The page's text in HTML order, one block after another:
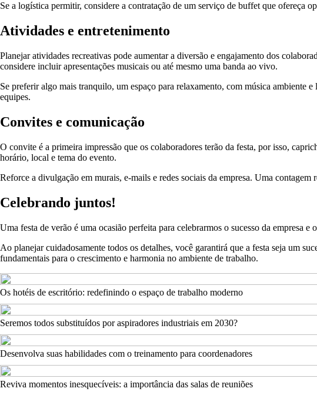
Se a logística permitir, considere a contratação de um serviço de buffet que ofereça
Atividades e entretenimento
Planejar atividades recreativas pode aumentar a diversão e engajamento dos
considere incluir apresentações musicais ou até mesmo uma banda ao vivo.
Se preferir algo mais tranquilo, um espaço para relaxamento, com música ambiente
equipes.
Convites e comunicação
O convite é a primeira impressão que os colaboradores terão da festa, por isso,
horário, local e tema do evento.
Reforce a divulgação em murais, e-mails e redes sociais da empresa. Uma
Celebrando juntos!
Uma festa de verão é uma ocasião perfeita para celebrarmos o sucesso da empresa
Ao planejar cuidadosamente todos os detalhes, você garantirá que a festa seja um
fundamentais para o crescimento e harmonia no ambiente de trabalho.
Os hotéis de escritório: redefinindo o espaço de trabalho moderno
Seremos todos substituídos por aspiradores industriais em 2030?
Desenvolva suas habilidades com o treinamento para coordenadores
Reviva momentos inesquecíveis: a importância das salas de reuniões